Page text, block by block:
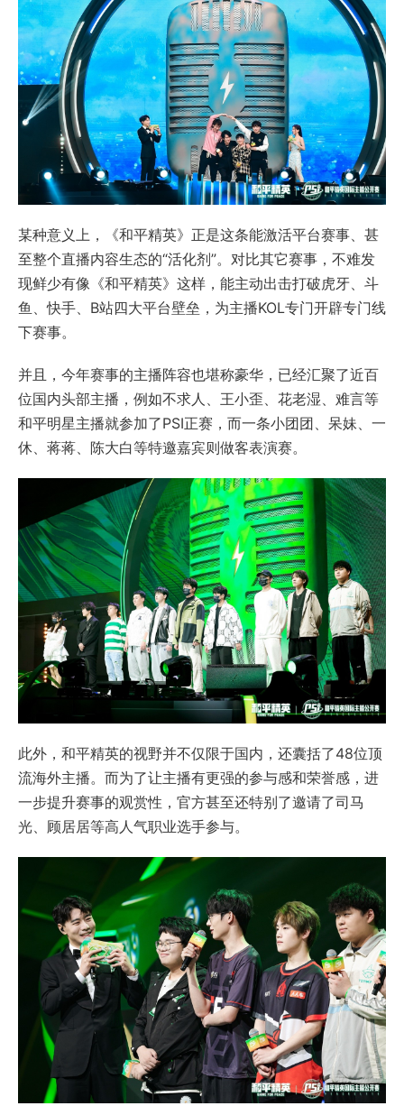
某种意义上，《和平精英》正是这条能激活平台赛事、甚
至整个直播内容生态的“活化剂”。对比其它赛事，不难发
现鲜少有像《和平精英》这样，能主动出击打破虎牙、斗
鱼、快手、B站四大平台壁垒，为主播KOL专门开辟专门线
下赛事。
并且，今年赛事的主播阵容也堪称豪华，已经汇聚了近百
位国内头部主播，例如不求人、王小歪、花老湿、难言等
和平明星主播就参加了PSI正赛，而一条小团团、呆妹、一
休、蒋蒋、陈大白等特邀嘉宾则做客表演赛。
此外，和平精英的视野并不仅限于国内，还囊括了48位顶
流海外主播。而为了让主播有更强的参与感和荣誉感，进
一步提升赛事的观赏性，官方甚至还特别了邀请了司马
光、顾居居等高人气职业选手参与。